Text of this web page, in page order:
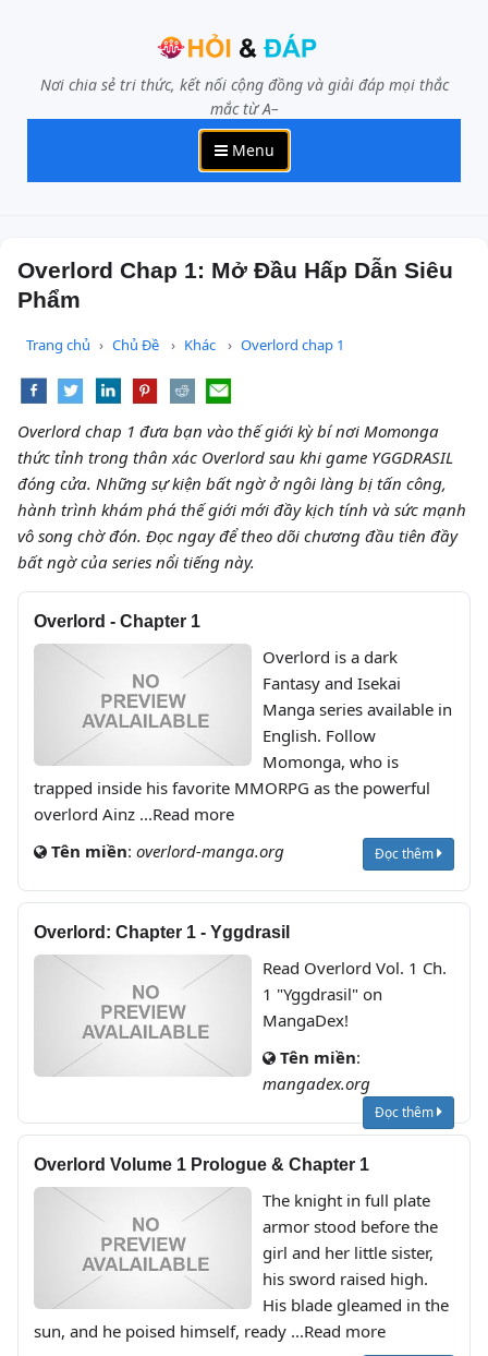
Nơi chia sẻ tri thức, kết nối cộng đồng và giải đáp mọi thắc
mắc từ A–
Menu
Overlord Chap 1: Mở Đầu Hấp Dẫn Siêu
Phẩm
Trang chủ Chủ Đề Khác Overlord chap 1
Overlord chap 1 đưa bạn vào thế giới kỳ bí nơi Momonga
thức tỉnh trong thân xác Overlord sau khi game YGGDRASIL
đóng cửa. Những sự kiện bất ngờ ở ngôi làng bị tấn công,
hành trình khám phá thế giới mới đầy kịch tính và sức mạnh
vô song chờ đón. Đọc ngay để theo dõi chương đầu tiên đầy
bất ngờ của series nổi tiếng này.
Overlord - Chapter 1
Overlord is a dark
Fantasy and Isekai
Manga series available in
English. Follow
Momonga, who is
trapped inside his favorite MMORPG as the powerful
overlord Ainz ...Read more
Tên miền: overlord-manga.org Đọc thêm
Overlord: Chapter 1 - Yggdrasil
Read Overlord Vol. 1 Ch.
1 "Yggdrasil" on
MangaDex!
Tên miền:
mangadex.org
Đọc thêm
Overlord Volume 1 Prologue & Chapter 1
The knight in full plate
armor stood before the
girl and her little sister,
his sword raised high.
His blade gleamed in the
sun, and he poised himself, ready ...Read more